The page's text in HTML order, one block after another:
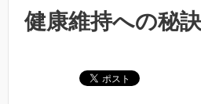
健康維持への秘